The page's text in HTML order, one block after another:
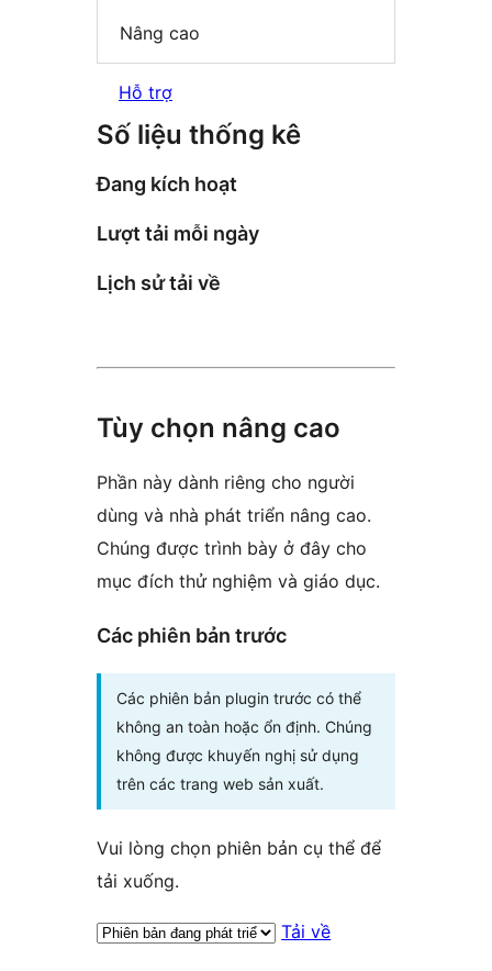
Nâng cao
Hỗ trợ
Số liệu thống kê
Đang kích hoạt
Lượt tải mỗi ngày
Lịch sử tải về
Tùy chọn nâng cao
Phần này dành riêng cho người
dùng và nhà phát triển nâng cao.
Chúng được trình bày ở đây cho
mục đích thử nghiệm và giáo dục.
Các phiên bản trước
Các phiên bản plugin trước có thể
không an toàn hoặc ổn định. Chúng
không được khuyến nghị sử dụng
trên các trang web sản xuất.
Vui lòng chọn phiên bản cụ thể để
tải xuống.
Tải về